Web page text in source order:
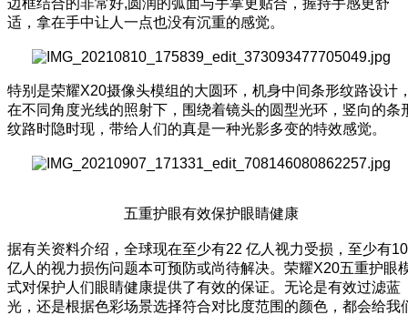
适，拿在手中让人一点也没有沉重的感觉。
特别是荣耀X20摄像头模组的大圆环，机身中间条形纹路设计
在不同角度光线的照射下，围绕着镜头的圆型光环，竖向的条
纹路时隐时现，带给人们的真是一种光影多变的特效感觉。
五重护眼有效保护眼睛健康
据有关资料介绍，全球现在至少有22 亿人视力受损，至少有10
亿人的视力损伤问题本可预防或尚待解决。荣耀X20五重护眼
式对保护人们眼睛健康提供了有效的保证。无论是有效过滤蓝
光，还是根据色彩场景选择符合对比度范围的颜色，都会给我